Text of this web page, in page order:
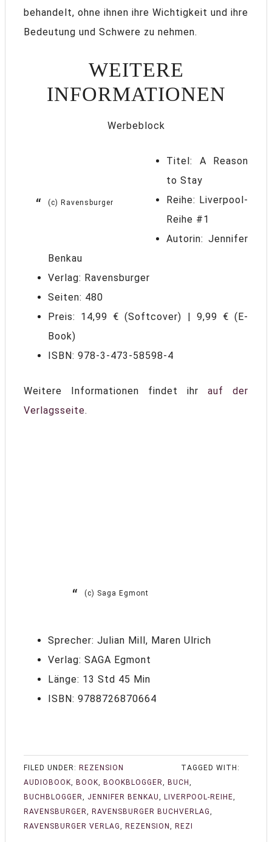
behandelt, ohne ihnen ihre Wichtigkeit und ihre
Bedeutung und Schwere zu nehmen.
WEITERE
INFORMATIONEN
Werbeblock
(c) Ravensburger
Titel: A Reason
to Stay
Reihe: Liverpool-
Reihe #1
Autorin: Jennifer
Benkau
Verlag: Ravensburger
Seiten: 480
Preis: 14,99 € (Softcover) | 9,99 € (E-
Book)
ISBN: 978-3-473-58598-4
Weitere Informationen findet ihr auf der
Verlagsseite.
(c) Saga Egmont
Sprecher: Julian Mill, Maren Ulrich
Verlag: SAGA Egmont
Länge: 13 Std 45 Min
ISBN: 9788726870664
FILED UNDER: REZENSION
TAGGED WITH:
AUDIOBOOK, BOOK, BOOKBLOGGER, BUCH ,
BUCHBLOGGER, JENNIFER BENKAU, LIVERPOOL-REIHE,
RAVENSBURGER, RAVENSBURGER BUCHVERLAG,
RAVENSBURGER VERLAG, REZENSION , REZI